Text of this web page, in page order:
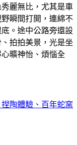
麗無比，尤其是車
瞬間打開，連綿不
。途中公路旁還設
拍拍美景，光是坐
曠神怡、煩惱全
陶體驗、百年蛇窯